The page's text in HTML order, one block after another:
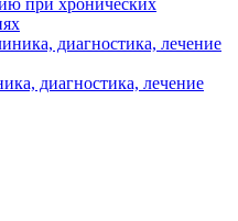
диагностика, лечение